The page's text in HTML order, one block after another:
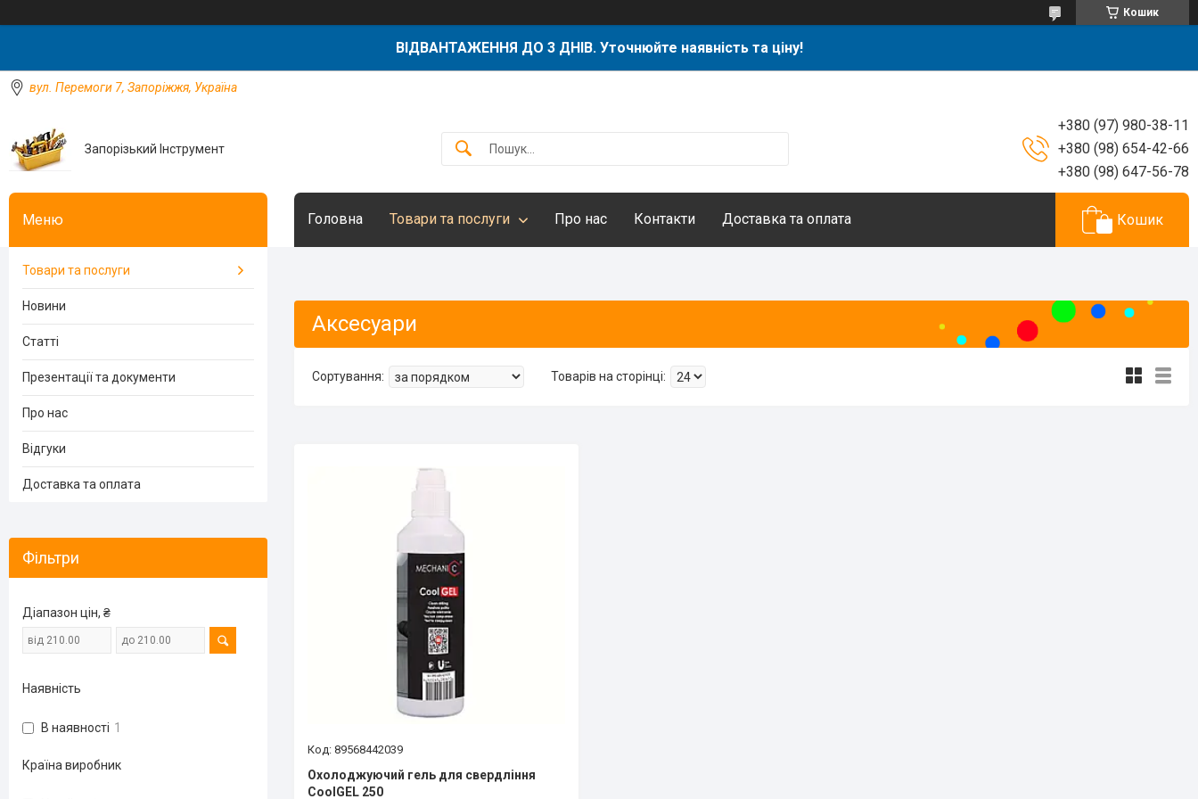
Кошик
ВІДВАНТАЖЕННЯ ДО 3 ДНІВ. Уточнюйте наявність та ціну!
вул. Перемоги 7, Запоріжжя, Україна
Запорізький Інструмент
+380 (97) 980-38-11
+380 (98) 654-42-66
+380 (98) 647-56-78
Головна Товари та послуги Про нас Контакти Доставка та оплата Кошик
Аксесуари
89568442039
Охолоджуючий гель для свердління
CoolGEL 250
Товари та послуги
Новини
Статті
Презентації та документи
Про нас
Відгуки
Доставка та оплата
Фільтри
Діапазон цін, ₴
Наявність
В наявності 1
Країна виробник